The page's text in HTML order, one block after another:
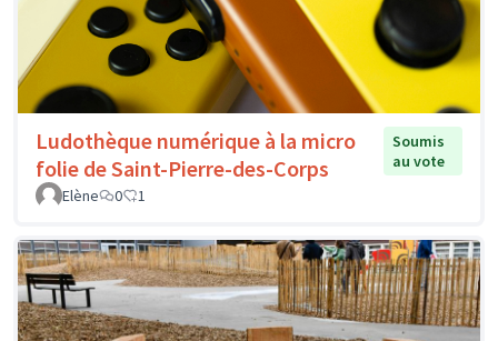
Ludothèque numérique à la micro
folie de Saint-Pierre-des-Corps
Soumis
au vote
Elène
0 1